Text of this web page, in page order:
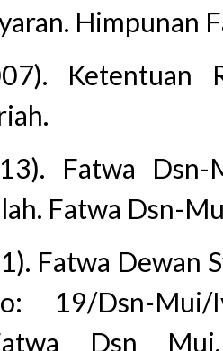
Himpunan
Ketentuan
Fatwa
Fatwa Dsn-
Fatwa Dewan
19/Dsn-
Dsn